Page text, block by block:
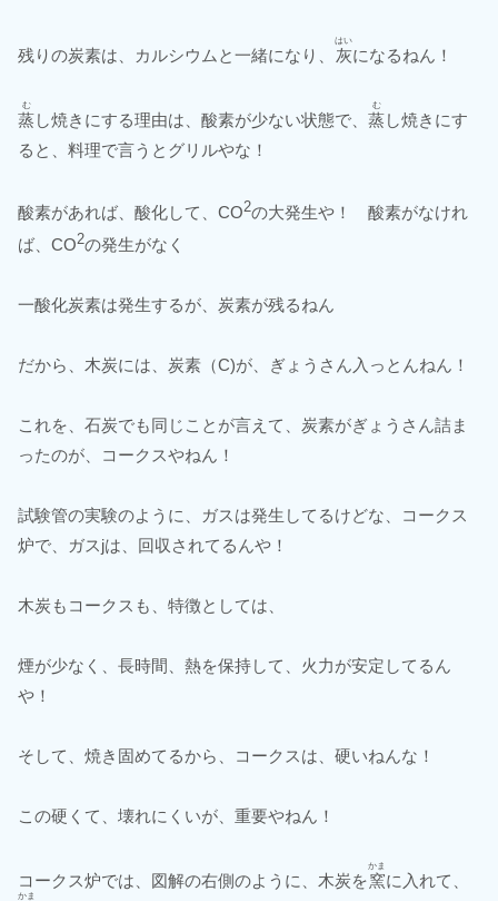
残りの炭素は、カルシウムと一緒になり、 灰
はい
になるねん！
蒸
む
し焼きにする理由は、酸素が少ない状態で、 蒸
む
し焼きにす
ると、料理で言うとグリルやな！
酸素があれば、酸化して、CO2の大発生や！ 酸素がなけれ
ば、CO2の発生がなく
一酸化炭素は発生するが、炭素が残るねん
だから、木炭には、炭素（C)が、ぎょうさん入っとんねん！
これを、石炭でも同じことが言えて、炭素がぎょうさん詰ま
ったのが、コークスやねん！
試験管の実験のように、ガスは発生してるけどな、コークス
炉で、ガスjは、回収されてるんや！
木炭もコークスも、特徴としては、
煙が少なく、長時間、熱を保持して、火力が安定してるん
や！
そして、焼き固めてるから、コークスは、硬いねんな！
この硬くて、壊れにくいが、重要やねん！
コークス炉では、図解の右側のように、木炭を窯
かま
に入れて、
かま